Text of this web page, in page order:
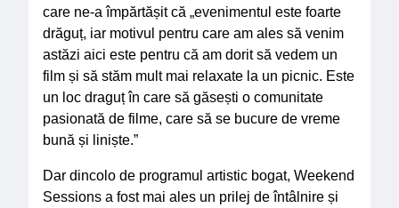
care ne-a împărtășit că „evenimentul este foarte
drăguț, iar motivul pentru care am ales să venim
astăzi aici este pentru că am dorit să vedem un
film și să stăm mult mai relaxate la un picnic. Este
un loc draguț în care să găsești o comunitate
pasionată de filme, care să se bucure de vreme
bună și liniște.”
Dar dincolo de programul artistic bogat, Weekend
Sessions a fost mai ales un prilej de întâlnire și